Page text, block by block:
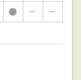
● － －